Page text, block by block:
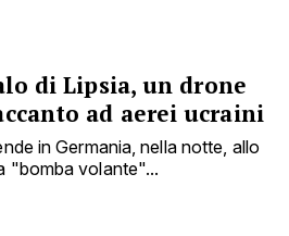
di Lipsia, un drone
ad aerei ucraini
in Germania, nella notte, allo
"bomba volante"...